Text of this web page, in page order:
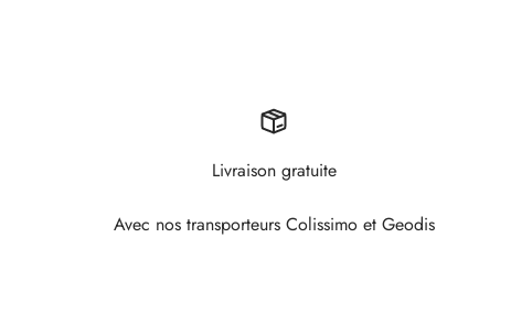
Livraison gratuite
Avec nos transporteurs Colissimo et Geodis